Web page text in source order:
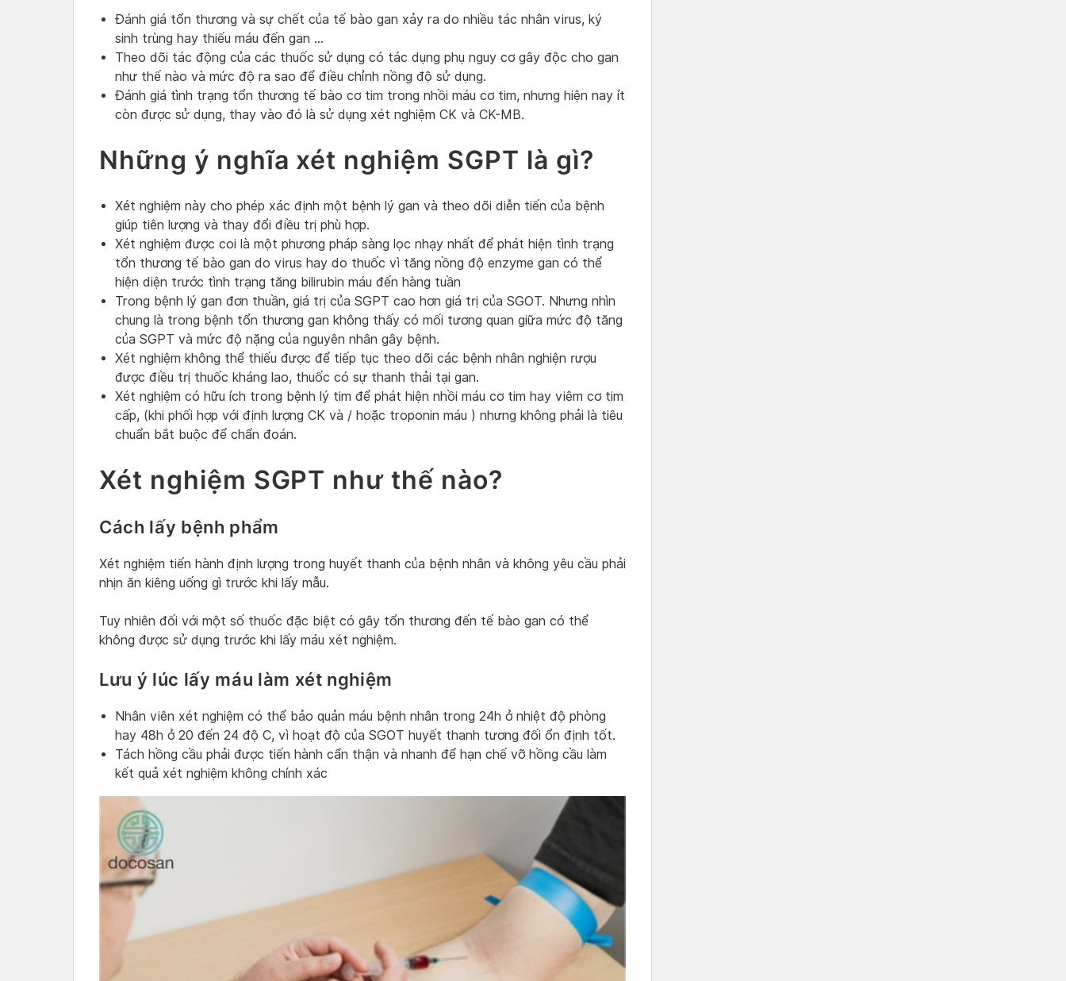
Đánh giá tổn thương và sự chết của tế bào gan xảy ra do nhiều tác nhân virus, ký
sinh trùng hay thiếu máu đến gan …
Theo dõi tác động của các thuốc sử dụng có tác dụng phụ nguy cơ gây độc cho gan
như thế nào và mức độ ra sao để điều chỉnh nồng độ sử dụng.
Đánh giá tình trạng tổn thương tế bào cơ tim trong nhồi máu cơ tim, nhưng hiện nay ít
còn được sử dụng, thay vào đó là sử dụng xét nghiệm CK và CK-MB.
Những ý nghĩa xét nghiệm SGPT là gì?
Xét nghiệm này cho phép xác định một bệnh lý gan và theo dõi diễn tiến của bệnh
giúp tiên lượng và thay đổi điều trị phù hợp.
Xét nghiệm được coi là một phương pháp sàng lọc nhạy nhất để phát hiện tình trạng
tổn thương tế bào gan do virus hay do thuốc vì tăng nồng độ enzyme gan có thể
hiện diện trước tình trạng tăng bilirubin máu đến hàng tuần
Trong bệnh lý gan đơn thuần, giá trị của SGPT cao hơn giá trị của SGOT. Nhưng nhìn
chung là trong bệnh tổn thương gan không thấy có mối tương quan giữa mức độ tăng
của SGPT và mức độ nặng của nguyên nhân gây bệnh.
Xét nghiệm không thể thiếu được để tiếp tục theo dõi các bệnh nhân nghiện rượu
được điều trị thuốc kháng lao, thuốc có sự thanh thải tại gan.
Xét nghiệm có hữu ích trong bệnh lý tim để phát hiện nhồi máu cơ tim hay viêm cơ tim
cấp, (khi phối hợp với định lượng CK và / hoặc troponin máu ) nhưng không phải là tiêu
chuẩn bắt buộc để chẩn đoán.
Xét nghiệm SGPT như thế nào?
Cách lấy bệnh phẩm
Xét nghiệm tiến hành định lượng trong huyết thanh của bệnh nhân và không yêu cầu phải
nhịn ăn kiêng uống gì trước khi lấy mẫu.
Tuy nhiên đối với một số thuốc đặc biệt có gây tổn thương đến tế bào gan có thể
không được sử dụng trước khi lấy máu xét nghiệm.
Lưu ý lúc lấy máu làm xét nghiệm
Nhân viên xét nghiệm có thể bảo quản máu bệnh nhân trong 24h ở nhiệt độ phòng
hay 48h ở 20 đến 24 độ C, vì hoạt độ của SGOT huyết thanh tương đối ổn định tốt.
Tách hồng cầu phải được tiến hành cẩn thận và nhanh để hạn chế vỡ hồng cầu làm
kết quả xét nghiệm không chính xác